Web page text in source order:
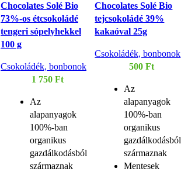
Chocolates Solé Bio
73%-os étcsokoládé
tengeri sópelyhekkel
100 g
Csokoládék, bonbonok
1 750Ft
Az
alapanyagok
100%-ban
organikus
gazdálkodásból
származnak
Chocolates Solé Bio
tejcsokoládé 39%
kakaóval 25g
Csokoládék, bonbonok
500Ft
Az
alapanyagok
100%-ban
organikus
gazdálkodásból
származnak
Mentesek